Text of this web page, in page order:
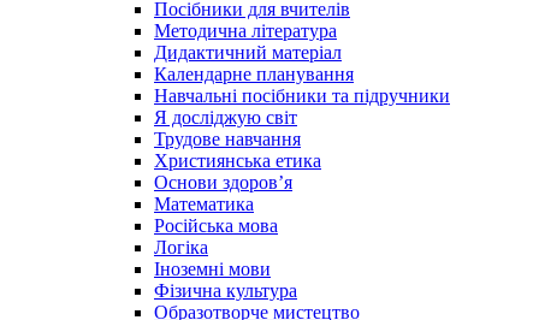
Посібники для вчителів
Методична література
Дидактичний матеріал
Календарне планування
Навчальні посібники та підручники
Я досліджую світ
Трудове навчання
Християнська етика
Основи здоров’я
Математика
Російська мова
Логіка
Іноземні мови
Фізична культура
Образотворче мистецтво